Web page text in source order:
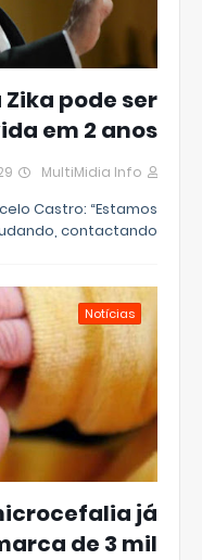
pode ser
em 2 anos
MultiMidia Info
Castro: “Estamos
contactando…
Notícias
já
de 3 mil